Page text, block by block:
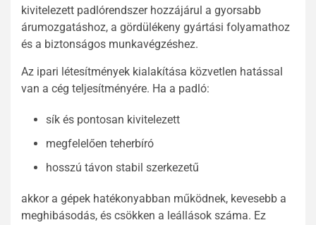
kivitelezett padlórendszer hozzájárul a gyorsabb
árumozgatáshoz, a gördülékeny gyártási folyamathoz
és a biztonságos munkavégzéshez.
Az ipari létesítmények kialakítása közvetlen hatással
van a cég teljesítményére. Ha a padló:
sík és pontosan kivitelezett
megfelelően teherbíró
hosszú távon stabil szerkezetű
akkor a gépek hatékonyabban működnek, kevesebb a
meghibásodás, és csökken a leállások száma. Ez